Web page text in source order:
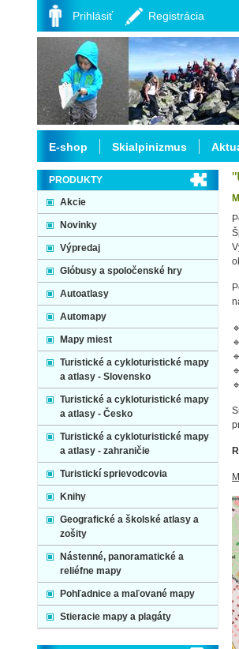
PRODUKTY
Akcie
Novinky
Výpredaj
Glóbusy a spoločenské hry
Autoatlasy
Automapy
Mapy miest
Turistické a cykloturistické mapy
a atlasy - Slovensko
Turistické a cykloturistické mapy
a atlasy - Česko
Turistické a cykloturistické mapy
a atlasy - zahraničie
Turistickí sprievodcovia
Knihy
Geografické a školské atlasy a
zošity
Nástenné, panoramatické a
reliéfne mapy
Pohľadnice a maľované mapy
Stieracie mapy a plagáty
E-shop Skialpinizmus
Prihlásiť Registrácia